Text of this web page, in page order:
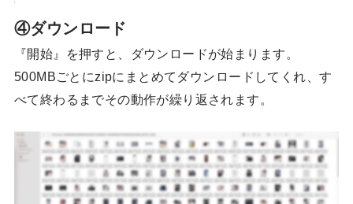
④ダウンロード
『開始』を押すと、ダウンロードが始まります。
500MBごとにzipにまとめてダウンロードしてくれ、す
べて終わるまでその動作が繰り返されます。